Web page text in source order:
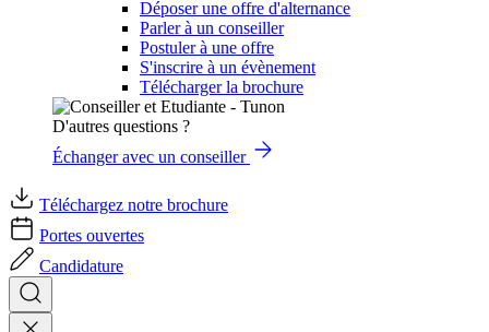
Déposer une offre d'alternance
Parler à un conseiller
Postuler à une offre
S'inscrire à un évènement
Télécharger la brochure
D'autres questions ?
Échanger avec un conseiller
Téléchargez notre brochure
Portes ouvertes
Candidature